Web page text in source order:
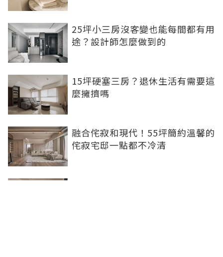
25坪小三房沒客變也能每間都有用
途？設計師怎麼做到的
15坪硬塞三房？退休生活有需要這
麼擁擠嗎
融合侘寂和現代！55坪簡約溫馨的
侘寂宅邸一點都不冷清